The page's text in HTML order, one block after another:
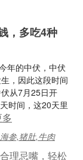
，多吃4种
年的中伏，中伏
，因此这段时间
从7月25日开
时间，这20天里
参,猪肚,牛肉